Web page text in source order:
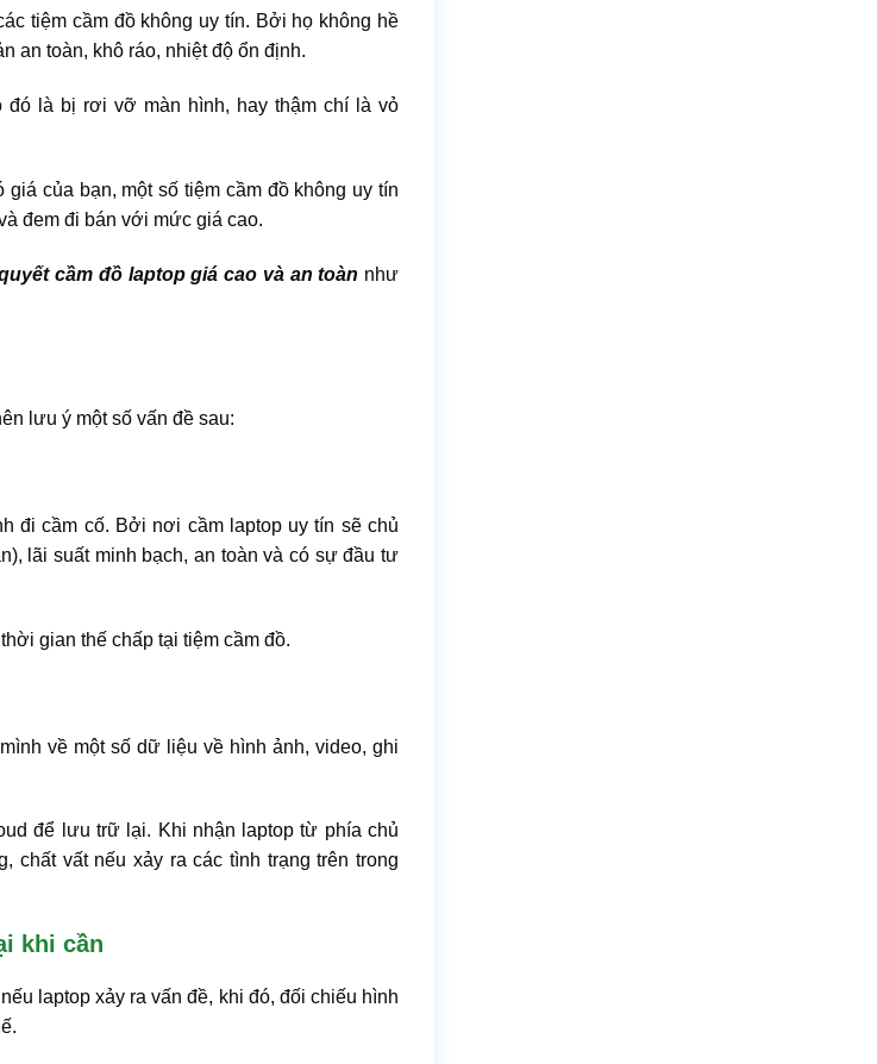
tiệm cầm đồ không uy tín. Bởi họ không hề
an toàn, khô ráo, nhiệt độ ổn định.
đó là bị rơi vỡ màn hình, hay thậm chí là vỏ
của bạn, một số tiệm cầm đồ không uy tín
đem đi bán với mức giá cao.
cầm đồ laptop giá cao và an toàn như
lưu ý một số vấn đề sau:
đi cầm cố. Bởi nơi cầm laptop uy tín sẽ chủ
lãi suất minh bạch, an toàn và có sự đầu tư
gian thế chấp tại tiệm cầm đồ.
về một số dữ liệu về hình ảnh, video, ghi
để lưu trữ lại. Khi nhận laptop từ phía chủ
chất vất nếu xảy ra các tình trạng trên trong
khi cần
laptop xảy ra vấn đề, khi đó, đối chiếu hình